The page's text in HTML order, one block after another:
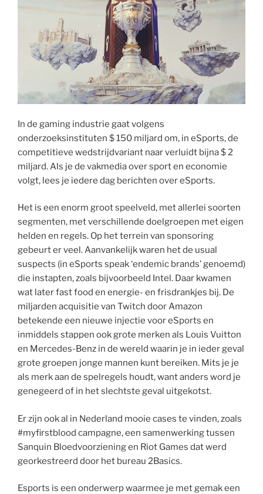
In de gaming industrie gaat volgens
onderzoeksinstituten $ 150 miljard om, in eSports, de
competitieve wedstrijdvariant naar verluidt bijna $ 2
miljard. Als je de vakmedia over sport en economie
volgt, lees je iedere dag berichten over eSports.
Het is een enorm groot speelveld, met allerlei soorten
segmenten, met verschillende doelgroepen met eigen
helden en regels. Op het terrein van sponsoring
gebeurt er veel. Aanvankelijk waren het de usual
suspects (in eSports speak ‘endemic brands’ genoemd)
die instapten, zoals bijvoorbeeld Intel. Daar kwamen
wat later fast food en energie- en frisdrankjes bij. De
miljarden acquisitie van Twitch door Amazon
betekende een nieuwe injectie voor eSports en
inmiddels stappen ook grote merken als Louis Vuitton
en Mercedes-Benz in de wereld waarin je in ieder geval
grote groepen jonge mannen kunt bereiken. Mits je je
als merk aan de spelregels houdt, want anders word je
genegeerd of in het slechtste geval uitgekotst.
Er zijn ook al in Nederland mooie cases te vinden, zoals
#myfirstblood campagne, een samenwerking tussen
Sanquin Bloedvoorziening en Riot Games dat werd
georkestreerd door het bureau 2Basics.
Esports is een onderwerp waarmee je met gemak een